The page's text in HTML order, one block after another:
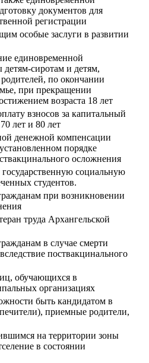
документов для
регистрации
особые заслуги в развитии
единовременной
сиротам и детям,
по окончании
при прекращении
возраста 18 лет
взносов за капитальный
лет и 80 лет
денежной компенсации
порядке
осложнения
социальную
студентов.
при возникновении
труда Архангельской
в случае смерти
поствакцинального
обучающихся в
организациях
быть кандидатом в
приемные родители,
на территории зоны
в состоянии